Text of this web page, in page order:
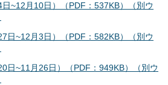
~12月10日）（PDF：537KB）（別ウ
日~12月3日）（PDF：582KB）（別ウ
日~11月26日）（PDF：949KB）（別ウ